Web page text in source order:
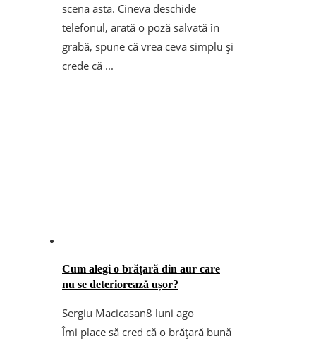
scena asta. Cineva deschide
telefonul, arată o poză salvată în
grabă, spune că vrea ceva simplu și
crede că ...
Cum alegi o brățară din aur care
nu se deteriorează ușor?
Sergiu Macicasan8 luni ago
Îmi place să cred că o brățară bună